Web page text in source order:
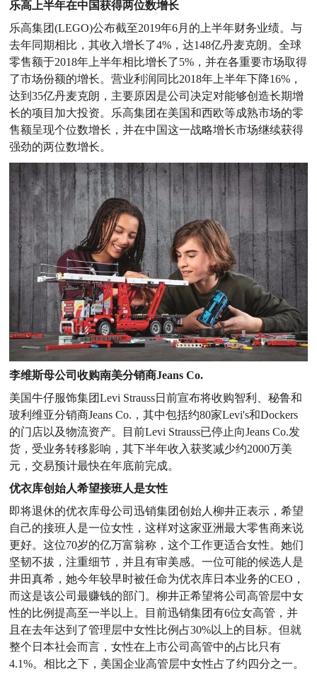
乐高上半年在中国获得两位数增长
乐高集团(LEGO)公布截至2019年6月的上半年财务业绩。与
去年同期相比，其收入增长了4%，达148亿丹麦克朗。全球
零售额于2018年上半年相比增长了5%，并在各重要市场取得
了市场份额的增长。营业利润同比2018年上半年下降16%，
达到35亿丹麦克朗，主要原因是公司决定对能够创造长期增
长的项目加大投资。乐高集团在美国和西欧等成熟市场的零
售额呈现个位数增长，并在中国这一战略增长市场继续获得
强劲的两位数增长。
李维斯母公司收购南美分销商Jeans Co.
美国牛仔服饰集团Levi Strauss日前宣布将收购智利、秘鲁和
玻利维亚分销商Jeans Co.，其中包括约80家Levi's和Dockers
的门店以及物流资产。目前Levi Strauss已停止向Jeans Co.发
货，受业务转移影响，其下半年收入获奖减少约2000万美
元，交易预计最快在年底前完成。
优衣库创始人希望接班人是女性
即将退休的优衣库母公司迅销集团创始人柳井正表示，希望
自己的接班人是一位女性，这样对这家亚洲最大零售商来说
更好。这位70岁的亿万富翁称，这个工作更适合女性。她们
坚韧不拔，注重细节，并且有审美感。一位可能的候选人是
井田真希，她今年较早时被任命为优衣库日本业务的CEO，
而这是该公司最赚钱的部门。柳井正希望将公司高管层中女
性的比例提高至一半以上。目前迅销集团有6位女高管，并
且在去年达到了管理层中女性比例占30%以上的目标。但就
整个日本社会而言，女性在上市公司高管中的占比只有
4.1%。相比之下，美国企业高管层中女性占了约四分之一。